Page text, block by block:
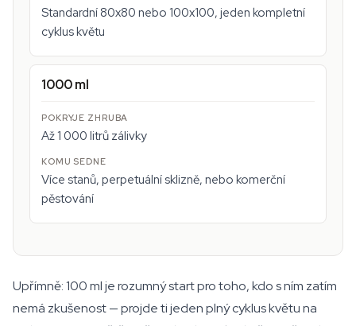
Standardní 80x80 nebo 100x100, jeden kompletní
cyklus květu
1000 ml
Až 1 000 litrů zálivky
Více stanů, perpetuální sklizně, nebo komerční
pěstování
Upřímně: 100 ml je rozumný start pro toho, kdo s ním zatím
nemá zkušenost — projde ti jeden plný cyklus květu na